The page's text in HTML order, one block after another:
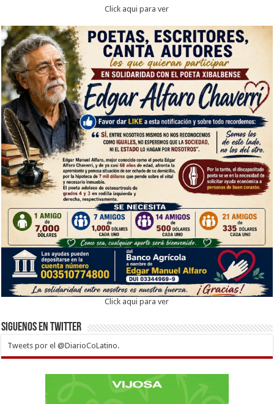
Click aqui para ver
Click aqui para ver
Siguenos en twitter
Tweets por el @DiarioCoLatino.